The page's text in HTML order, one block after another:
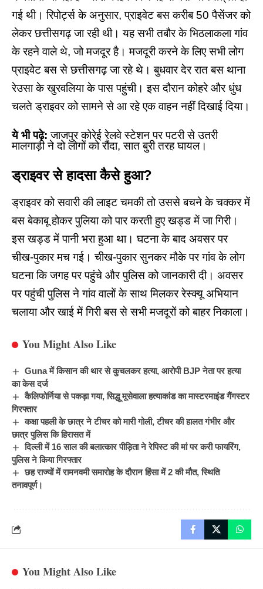
गई थी। रिपोर्ट्स के अनुसार, प्राइवेट बस करीब 50 पैसेंजर को
लेकर छत्तीसगढ़ जा रही थी। यह सभी तबौर के भिठलाकला गांव
के रहने वाले थे, जो मजदूर है। मजदूरी करने के लिए सभी लोग
प्राइवेट बस से छत्तीसगढ़ जा रहे थे। बुधवार देर रात बस थाना
रेउसा के खुरवलिया के पास पहुंची। इस दौरान कोहरे और धुंध
चलते ड्राइवर को सामने से आ रहे एक वाहन नहीं दिखाई दिया।
ये भी पढ़े: जाजपुर कोरेई रेलवे स्टेशन पर पटरी से उतरी
मालगाड़ी ने दो लोगों को रौंदा, सात बुरी तरह घायल।
ड्राइवर से हादसा कैसे हुआ?
ड्राइवर को सवारी‌ की लाइट चमकी तो उससे बचने के चक्कर में
बस बेकाबू होकर पुलिया को पार करती हुए खड्ड में जा गिरी।
इस खड्ड में पानी भरा हुआ था। घटना के बाद अवसर पर
चीख-पुकार मच गई। चीख-पुकार सुनकर मौके पर गांव के लोग
घटना कि जगह पर पहुंचे और पुलिस को जानकारी दी। अवसर
पर पहुंची पुलिस ने गांव वालों के साथ मिलकर रेस्क्यू अभियान
चलाया और खाई में गिरी बस से सभी मजदूरों को बाहर निकाला।
You Might Also Like
Guna में किसान की थार से कुचलकर हत्या, आरोपी BJP नेता पर हत्या
का केस दर्ज
कैलिफोर्निया से पकड़ा गया, सिद्धू मूसेवाला हत्याकांड का मास्टरमाइंड गैंगस्टर
गिरफ्तार
कक्षा पहली के छात्र ने टीचर को मारी गोली, टीचर की हालत गंभीर और
छात्र पुलिस कि हिरासत में
दिल्ली में 16 साल की बलात्कार पीड़िता ने रेपिस्ट की मां पर करी फायरिंग,
पुलिस ने किया गिरफ्तार
छह राज्यों में रामनवमी समारोह के दौरान हिंसा में 2 की मौत, स्थिति
तनावपूर्ण।
You Might Also Like